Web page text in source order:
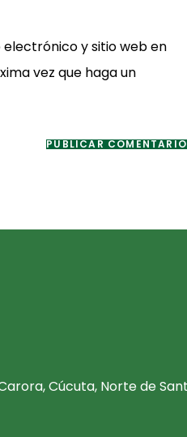
y sitio web en
vez que haga un
Cúcuta, Norte de